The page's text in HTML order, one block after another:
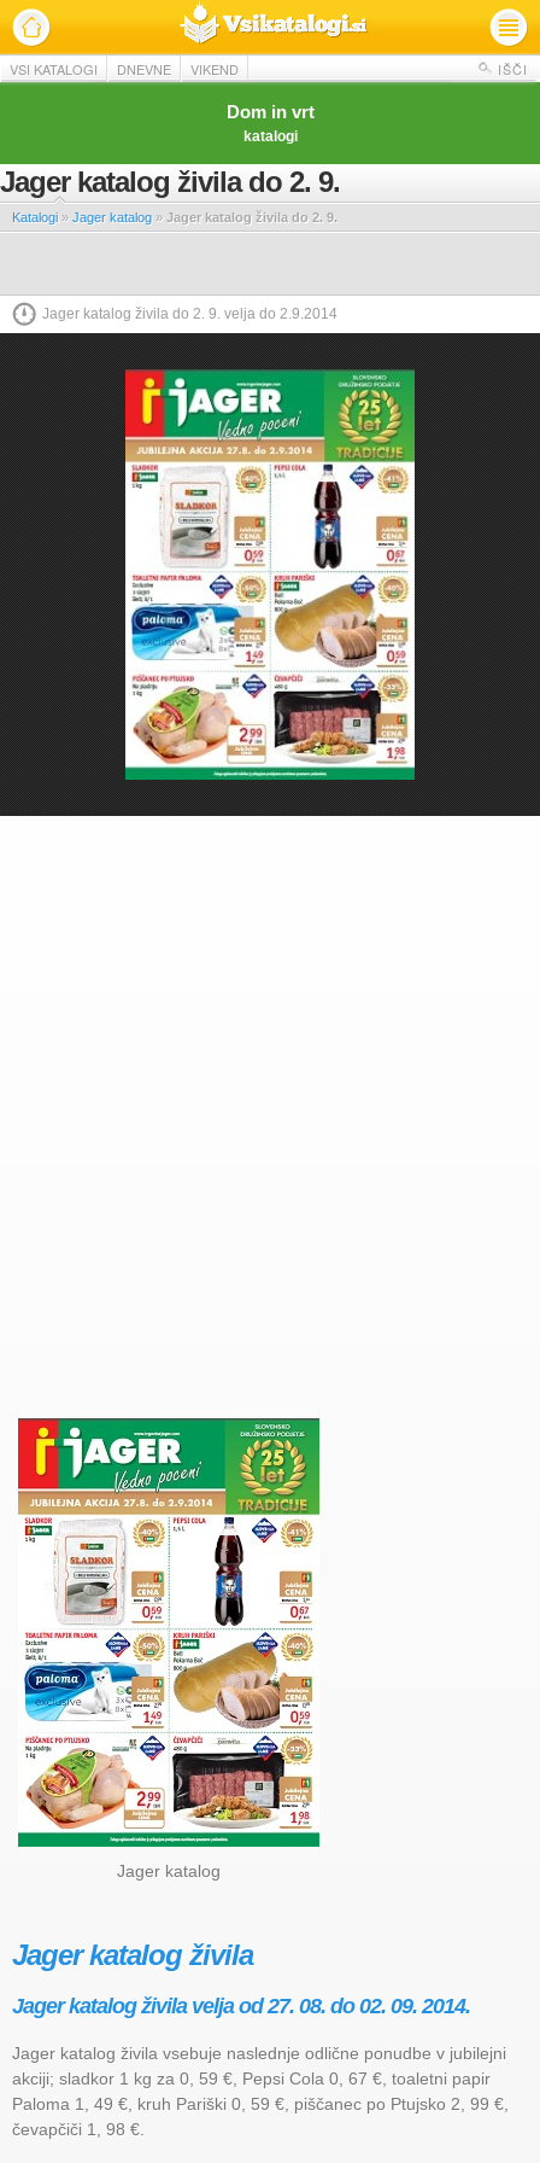
VSI KATALOGI DNEVNE VIKEND IŠČI
Dom in vrt
katalogi
Jager katalog živila do 2. 9.
Katalogi » Jager katalog » Jager katalog živila do 2. 9.
Jager katalog živila do 2. 9. velja do 2.9.2014
Jager katalog
Jager katalog živila
Jager katalog živila velja od 27. 08. do 02. 09. 2014.
Jager katalog živila vsebuje naslednje odlične ponudbe v jubilejni
akciji; sladkor 1 kg za 0, 59 €, Pepsi Cola 0, 67 €, toaletni papir
Paloma 1, 49 €, kruh Pariški 0, 59 €, piščanec po Ptujsko 2, 99 €,
čevapčiči 1, 98 €.